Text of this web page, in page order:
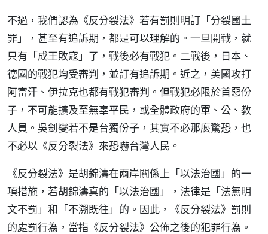
不過，我們認為《反分裂法》若有罰則明訂「分裂國土
罪」，甚至有追訴期，都是可以理解的。一旦開戰，就
只有「成王敗寇」了，戰後必有戰犯。二戰後，日本、
德國的戰犯均受審判，並訂有追訴期。近之，美國攻打
阿富汗、伊拉克也都有戰犯審判。但戰犯必限於首惡份
子，不可能擴及至無辜平民，或全體政府的軍、公、教
人員。吳釗燮若不是台獨份子，其實不必那麼驚恐，也
不必以《反分裂法》來恐嚇台灣人民。
《反分裂法》是胡錦濤在兩岸關係上「以法治國」的一
項措施，若胡錦濤真的「以法治國」，法律是「法無明
文不罰」和「不溯既往」的。因此，《反分裂法》罰則
的處罰行為，當指《反分裂法》公佈之後的犯罪行為。